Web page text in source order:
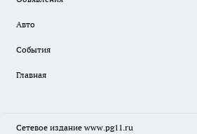
Авто
События
Главная
Сетевое издание www.pg11.ru